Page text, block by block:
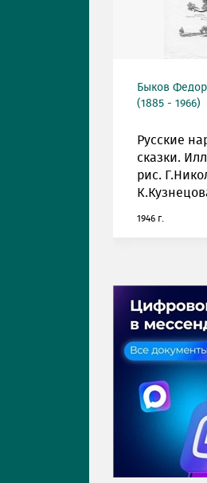
Быков
(1885 - 1966)
Русские
сказки.
рис.
1946 г.